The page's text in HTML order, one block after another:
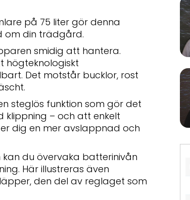
på 75 liter gör denna
om din trädgård.
smidig att hantera.
högteknologiskt
Det motstår bucklor, rost
steglös funktion som gör det
klippning – och att enkelt
dig en mer avslappnad och
du övervaka batterinivån
Här illustreras även
den del av reglaget som